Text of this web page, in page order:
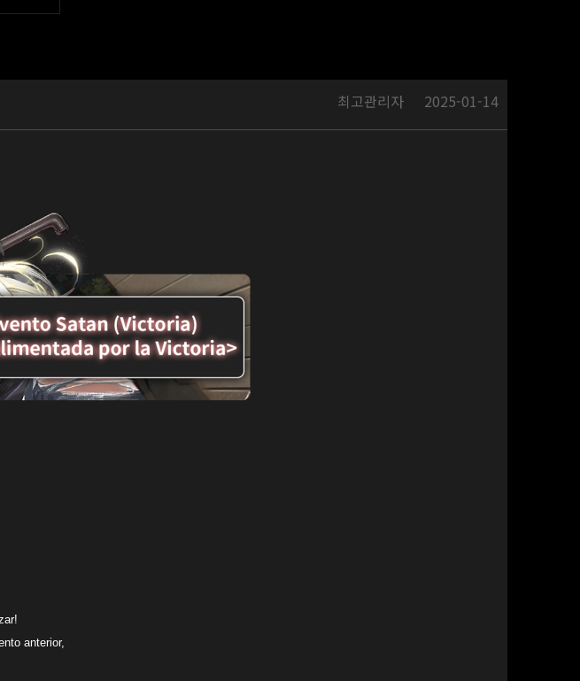
최고관리자 2025-01-14
anterior,